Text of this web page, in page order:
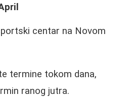
centar na Novom
termine tokom dana,
ranog jutra.